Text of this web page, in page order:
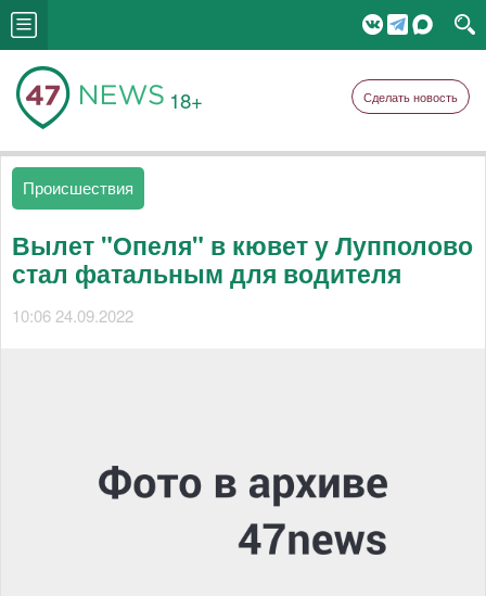
18+ Сделать новость
Происшествия
Вылет "Опеля" в кювет у Лупполово
стал фатальным для водителя
10:06 24.09.2022